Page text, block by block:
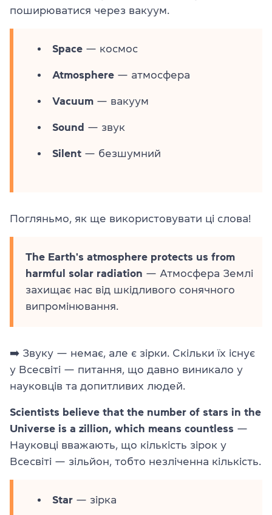
поширюватися через вакуум.
Space — космос
Atmosphere — атмосфера
Vacuum — вакуум
Sound — звук
Silent — безшумний
Погляньмо, як ще використовувати ці слова!
The Earth's atmosphere protects us from
harmful solar radiation — Атмосфера Землі
захищає нас від шкідливого сонячного
випромінювання.
➡️ Звуку — немає, але є зірки. Скільки їх існує
у Всесвіті — питання, що давно виникало у
науковців та допитливих людей.
Scientists believe that the number of stars in the
Universe is a zillion, which means countless —
Науковці вважають, що кількість зірок у
Всесвіті — зільйон, тобто незліченна кількість.
Star — зірка